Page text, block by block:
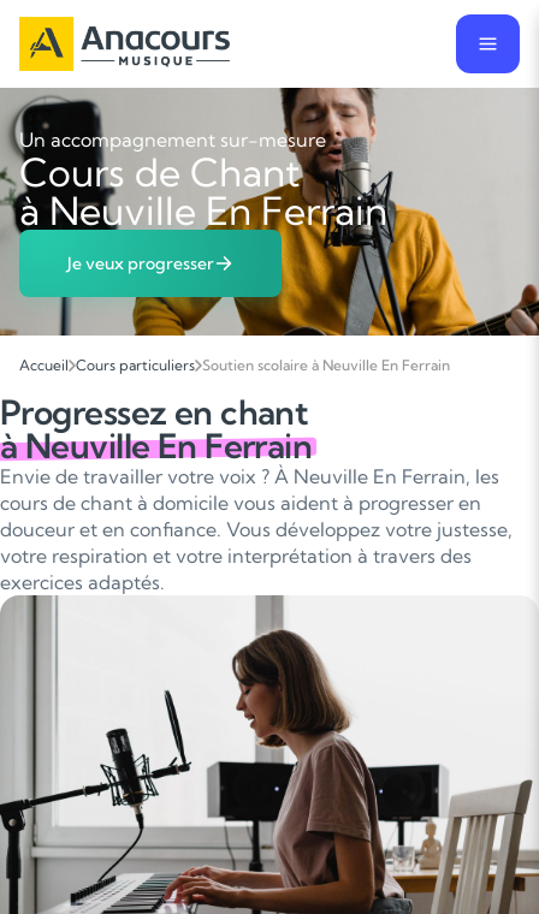
Un accompagnement sur-mesure
Cours de Chant
à Neuville En Ferrain
Je veux progresser
Accueil Cours particuliers Soutien scolaire à Neuville En Ferrain
Progressez en chant
à Neuville En Ferrain
Envie de travailler votre voix ? À Neuville En Ferrain, les
cours de chant à domicile vous aident à progresser en
douceur et en confiance. Vous développez votre justesse,
votre respiration et votre interprétation à travers des
exercices adaptés.